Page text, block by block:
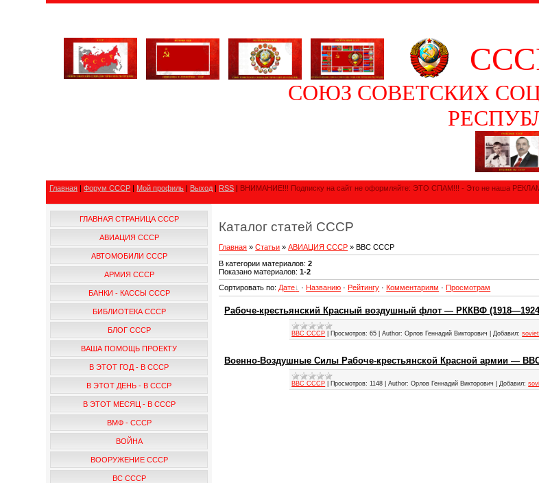
СОЮЗ СОВЕТСКИХ
Главная |Форум СССР | Мой профиль | Выход | RSS | ВНИМАНИЕ!!! Подписку на сайт не оформляйте: ЭТО СПАМ!!! - Это не наша
ГЛАВНАЯ СТРАНИЦА СССР
АВИАЦИЯ СССР
АВТОМОБИЛИ СССР
АРМИЯ СССР
БАНКИ - КАССЫ СССР
БИБЛИОТЕКА СССР
БЛОГ СССР
ВАША ПОМОЩЬ ПРОЕКТУ
В ЭТОТ ГОД - В СССР
В ЭТОТ ДЕНЬ - В СССР
В ЭТОТ МЕСЯЦ - В СССР
ВМФ - СССР
ВОЙНА
ВООРУЖЕНИЕ СССР
ВС СССР
Каталог статей СССР
Главная »Статьи »АВИАЦИЯ СССР » ВВС СССР
В категории материалов:2
Показано материалов:1-2
Сортировать по: Дате · Названию · Рейтингу · Комментариям · Просмотрам
Рабоче-крестьянский Красный воздушный флот — РККВФ
ВВС СССР Просмотров: 65 |Author: Орлов Геннадий Викторович Добавил:
Военно-Воздушные Силы Рабоче-крестьянской Красной армии —
ВВС СССР Просмотров: 1148 |Author: Орлов Геннадий Викторович Добавил: